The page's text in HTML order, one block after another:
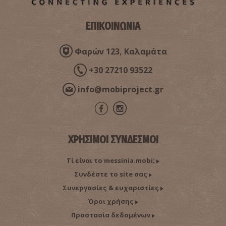
Παραλία Λούτσας
ΠΑΡΑΛΙΕΣ ~6.5Km
ΣΥΓΧΡΟΝΗΣ ΙΣΤΟΡΙΑΣ ~7.9Km
ΕΠΙΚΟΙΝΩΝΙΑ
Φαρών 123, Καλαμάτα
+30 27210 93522
info@mobiproject.gr
ΧΡΗΣΙΜΟΙ ΣΥΝΔΕΣΜΟΙ
Τί είναι το messinia.mobi;
Συνδέστε το site σας
Συνεργασίες & ευχαριστίες
Όροι χρήσης
Προστασία δεδομένων